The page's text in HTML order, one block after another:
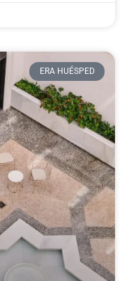
ERA HUÉSPED